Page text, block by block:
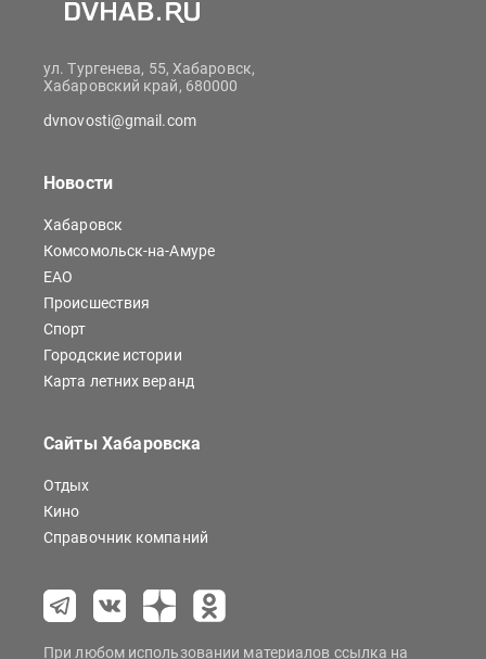
ул. Тургенева, 55, Хабаровск,
Хабаровский край, 680000
dvnovosti@gmail.com
Новости
Хабаровск
Комсомольск-на-Амуре
ЕАО
Происшествия
Спорт
Городские истории
Карта летних веранд
Сайты Хабаровска
Отдых
Кино
Справочник компаний
При любом использовании материалов ссылка на